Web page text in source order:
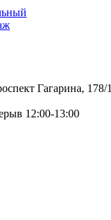
Гагарина, 178/1
12:00-13:00